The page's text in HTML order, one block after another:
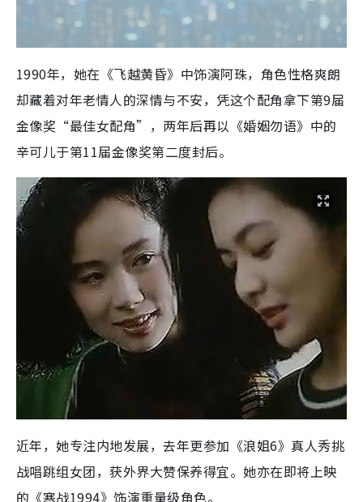
1990年，她在《飞越黄昏》中饰演阿珠，角色性格爽朗
却藏着对年老情人的深情与不安，凭这个配角拿下第9届
金像奖“最佳女配角”，两年后再以《婚姻勿语》中的
辛可儿于第11届金像奖第二度封后。
近年，她专注内地发展，去年更参加《浪姐6》真人秀挑
战唱跳组女团，获外界大赞保养得宜。她亦在即将上映
的《寒战1994》饰演重量级角色。